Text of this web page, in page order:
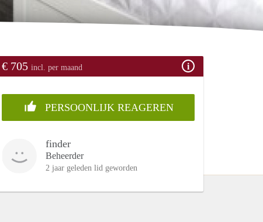
€ 705 incl. per maand
PERSOONLIJK REAGEREN
finder
Beheerder
2 jaar geleden lid geworden